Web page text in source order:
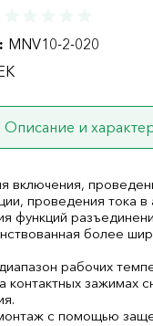
MNV10-2-020
Описание и
включения,
проведения тока
функций
более
рабочих
контактных зажимах
с помощью